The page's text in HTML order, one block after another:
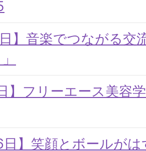
日】音楽でつながる交
】フリーエース美容
日】笑顔とボールが